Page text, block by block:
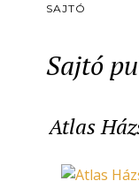
SAJTÓ
Sajtó
Atlas